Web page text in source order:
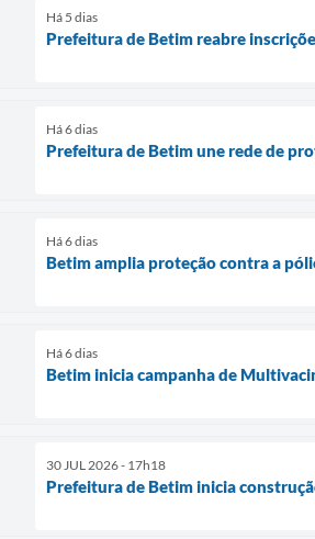
Há 5 dias
Prefeitura de Betim reabre
Há 6 dias
Prefeitura de Betim une rede de
Há 6 dias
Betim amplia proteção contra a
Há 6 dias
Betim inicia campanha de
30 JUL 2026 - 17h18
Prefeitura de Betim inicia